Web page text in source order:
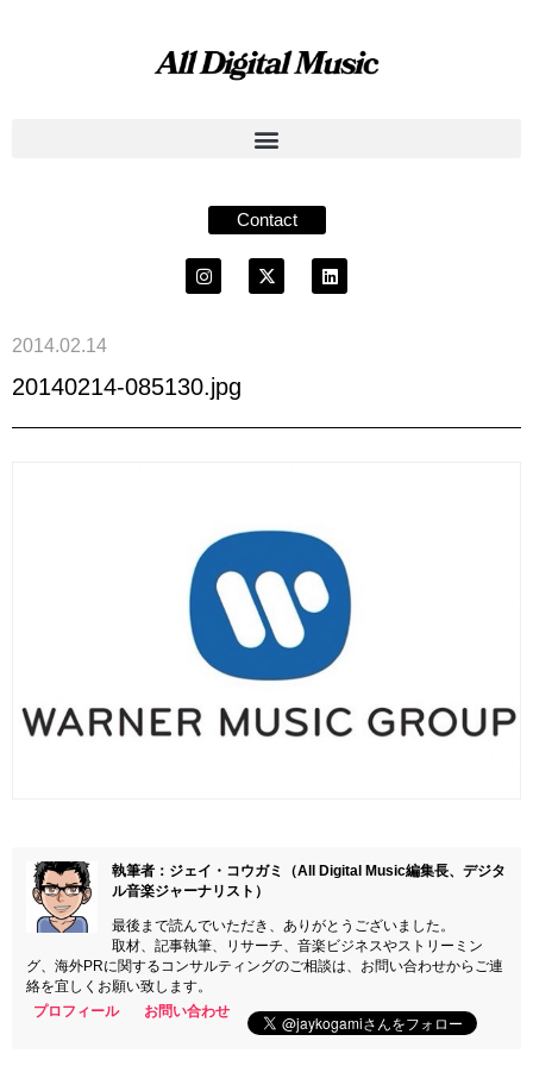
Contact
2014.02.14
20140214-085130.jpg
執筆者：ジェイ・コウガミ（All Digital Music編集長、デジタ
ル音楽ジャーナリスト）
最後まで読んでいただき、ありがとうございました。
取材、記事執筆、リサーチ、音楽ビジネスやストリーミン
グ、海外PRに関するコンサルティングのご相談は、お問い合わせからご連
絡を宜しくお願い致します。
プロフィール
お問い合わせ